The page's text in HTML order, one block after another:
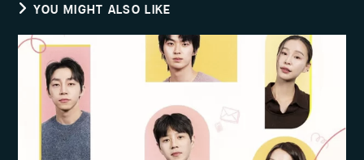
YOU MIGHT ALSO LIKE